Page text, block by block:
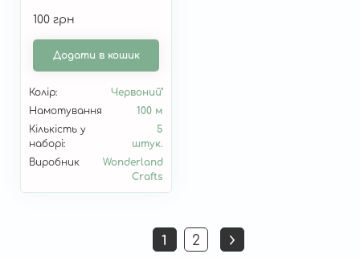
100 грн
Додати в кошик
Колір:
Червоний"
Намотування
100 м
Кількість у
наборі:
5
штук.
Виробник
Wonderland
Crafts
Поточна
1 Страница
2